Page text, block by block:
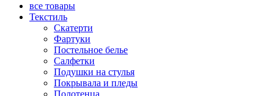
все товары
Текстиль
Скатерти
Фартуки
Постельное белье
Салфетки
Подушки на стулья
Покрывала и пледы